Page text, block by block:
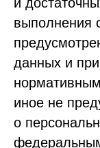
выполнения
данных и
иное не
о